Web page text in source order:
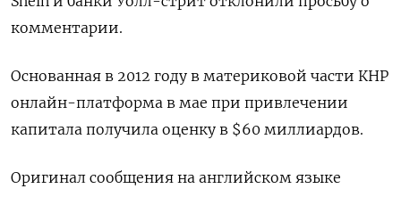
комментарии.
Основанная в 2012 году в материковой части КНР
онлайн-платформа в мае при привлечении
капитала получила оценку в $60 миллиардов.
Оригинал сообщения на английском языке